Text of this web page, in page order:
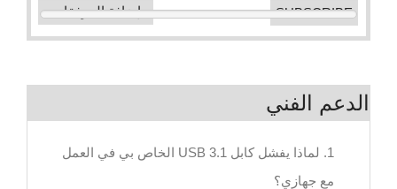
إضافة المرفقات
الدعم الفني
1. لماذا يفشل كابل USB 3.1 الخاص بي في العمل
مع جهازي؟